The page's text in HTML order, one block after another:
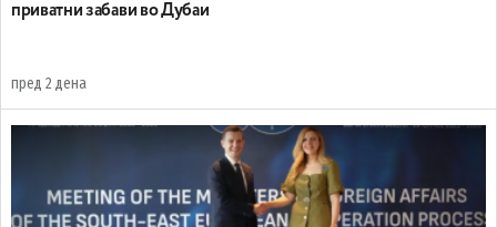
приватни забави во Дубаи
пред 2 дена